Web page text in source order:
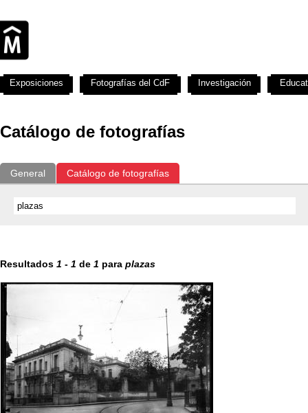
Catálogo de fotografías
General Catálogo de fotografías
Resultados 1 - 1 de 1 para plazas
Exposiciones Fotografías del CdF Investigación